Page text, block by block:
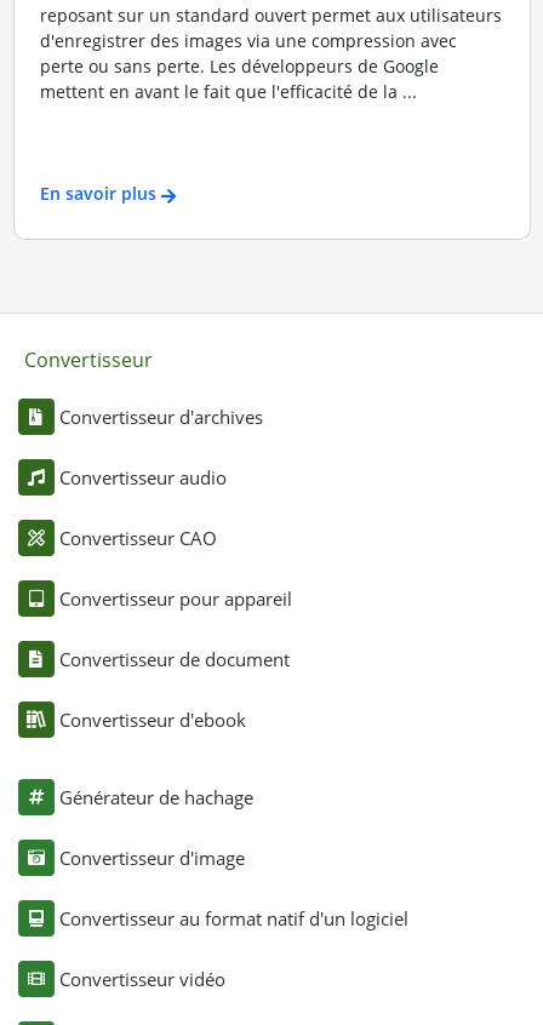
reposant sur un standard ouvert permet aux utilisateurs
d'enregistrer des images via une compression avec
perte ou sans perte. Les développeurs de Google
mettent en avant le fait que l'efficacité de la ...
En savoir plus
Convertisseur
Convertisseur d'archives
Convertisseur audio
Convertisseur CAO
Convertisseur pour appareil
Convertisseur de document
Convertisseur d'ebook
Générateur de hachage
Convertisseur d'image
Convertisseur au format natif d'un logiciel
Convertisseur vidéo